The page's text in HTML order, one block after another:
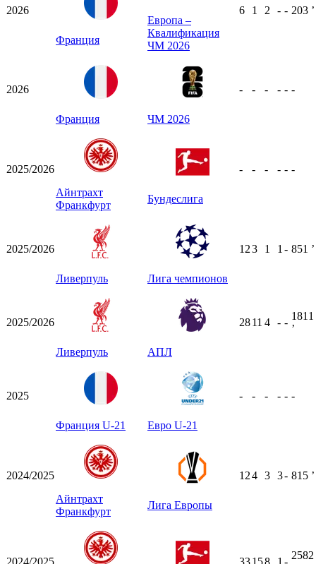
2026
Франция
Европа –
Квалификация
ЧМ 2026
6 1 2 - - 203 ʼ
2026
Франция ЧМ 2026
- - - - - -
2025/2026
Айнтрахт
Франкфурт
Бундеслига
- - - - - -
2025/2026
Ливерпуль Лига чемпионов
123 1 1 - 851 ʼ
2025/2026
Ливерпуль АПЛ
2811 4 - -
1811
ʼ
2025
Франция U-21 Евро U-21
- - - - - -
2024/2025
Айнтрахт
Франкфурт
Лига Европы
124 3 3- 815 ʼ
2024/2025 33158 1 -
2582